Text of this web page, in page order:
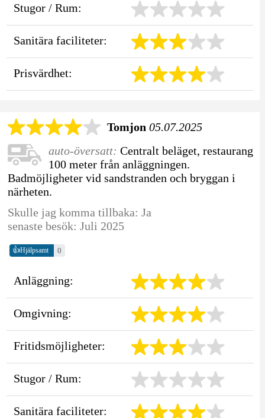
Stugor / Rum:
Sanitära faciliteter:
Prisvärdhet:
Tomjon 05.07.2025
auto-översatt: Centralt beläget, restaurang
100 meter från anläggningen.
Badmöjligheter vid sandstranden och bryggan i
närheten.
Skulle jag komma tillbaka: Ja
senaste besök: Juli 2025
👍Hjälpsamt 0
Anläggning:
Omgivning:
Fritidsmöjligheter:
Stugor / Rum:
Sanitära faciliteter: